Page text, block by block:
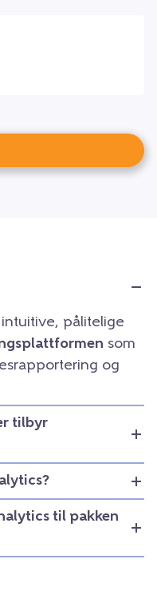
pålitelige
som
og
tilbyr
til pakken